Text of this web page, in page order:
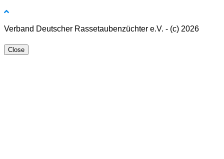
Verband Deutscher Rassetaubenzüchter e.V. - (c) 2026
Close